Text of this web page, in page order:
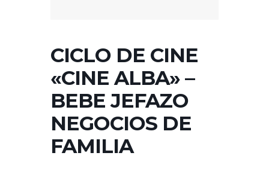
CICLO DE CINE
«CINE ALBA» –
BEBE JEFAZO
NEGOCIOS DE
FAMILIA